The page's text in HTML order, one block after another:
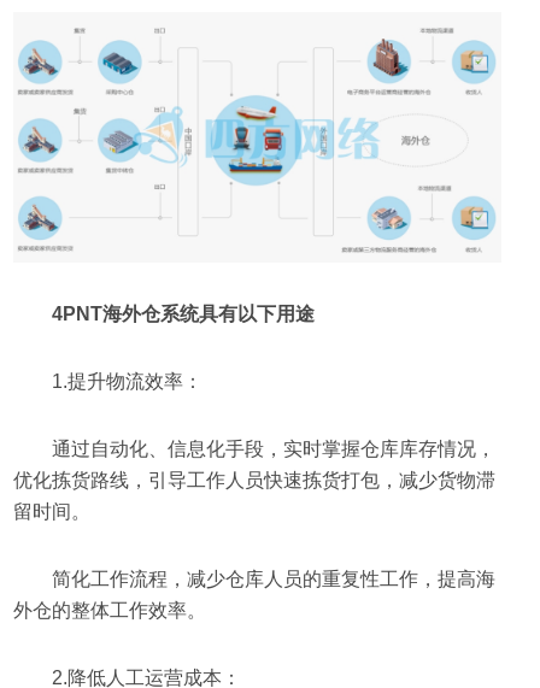
4PNT海外仓系统具有以下用途
1.提升物流效率：
通过自动化、信息化手段，实时掌握仓库库存情况，
优化拣货路线，引导工作人员快速拣货打包，减少货物滞
留时间。
简化工作流程，减少仓库人员的重复性工作，提高海
外仓的整体工作效率。
2.降低人工运营成本：